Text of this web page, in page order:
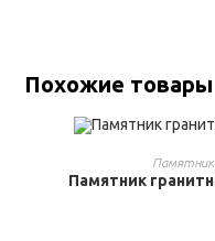
Похожие товары
Памятник